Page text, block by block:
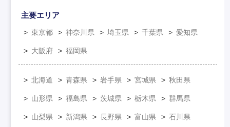
主要エリア
東京都 神奈川県 埼玉県 千葉県 愛知県
大阪府 福岡県
北海道 青森県 岩手県 宮城県 秋田県
山形県 福島県 茨城県 栃木県 群馬県
山梨県 新潟県 長野県 富山県 石川県